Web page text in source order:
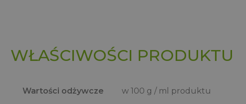
WŁAŚCIWOŚCI PRODUKTU
Wartości odżywcze w 100 g / ml produktu